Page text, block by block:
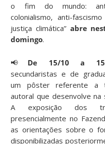
o fim do mundo:
colonialismo, anti-
justiça climática” abre
domingo.
📢 De 15/10 a 15/
secundaristas e de
um pôster referente a
autoral que desenvolve na
A exposição dos
presencialmente no
as orientações sobre o
disponibilizadas